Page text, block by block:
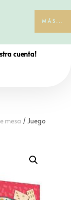
MÁS...
cuenta!
mesa / Juego